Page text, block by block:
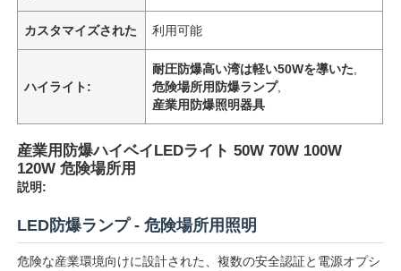
カスタマイズされた 利用可能
ハイライト:
耐圧防爆高い湾は軽い50Wを導いた
危険場所用防爆ランプ,
産業用防爆照明器具
産業用防爆ハイベイLEDライト 50W 70W 100W
120W 危険場所用
説明:
LED防爆ランプ - 危険場所用照明
危険な産業環境向けに設計された、複数の安全認証と電源オプシ